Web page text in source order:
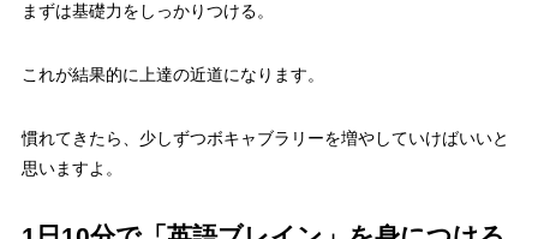
まずは基礎力をしっかりつける。
これが結果的に上達の近道になります。
慣れてきたら、少しずつボキャブラリーを増やしていけばいいと
思いますよ。